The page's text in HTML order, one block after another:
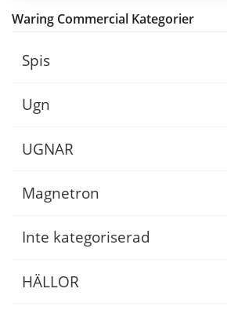
Waring Commercial Kategorier
Spis
Ugn
UGNAR
Magnetron
Inte kategoriserad
HÄLLOR